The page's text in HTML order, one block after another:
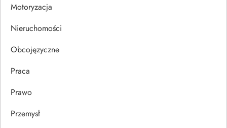
u
Motoryzacja
Nieruchomości
Obcojęzyczne
Praca
Prawo
Przemysł